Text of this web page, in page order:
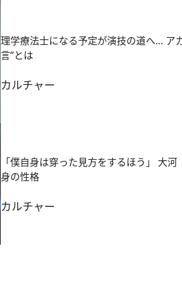
理学療法士になる予定が演技の道へ… ア
言”とは
カルチャー
「僕自身は穿った見方をするほう」 大
身の性格
カルチャー